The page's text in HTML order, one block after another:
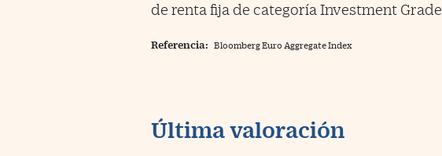
de renta fija de categoría Investment Grade.
Referencia: Bloomberg Euro Aggregate Index
Última valoración